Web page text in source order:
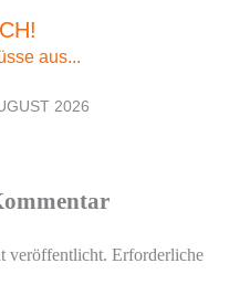
aus...
2026
veröffentlicht. Erforderliche